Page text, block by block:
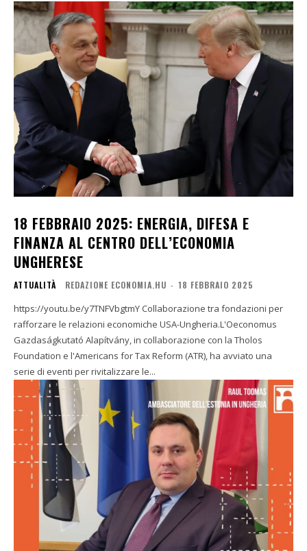
18 FEBBRAIO 2025: ENERGIA, DIFESA E
FINANZA AL CENTRO DELL’ECONOMIA
UNGHERESE
ATTUALITÀ REDAZIONE ECONOMIA.HU - 18 FEBBRAIO 2025
https://youtu.be/y7TNFVbgtmY Collaborazione tra fondazioni per
rafforzare le relazioni economiche USA-Ungheria.L'Oeconomus
Gazdaságkutató Alapítvány, in collaborazione con la Tholos
Foundation e l'Americans for Tax Reform (ATR), ha avviato una
serie di eventi per rivitalizzare le...